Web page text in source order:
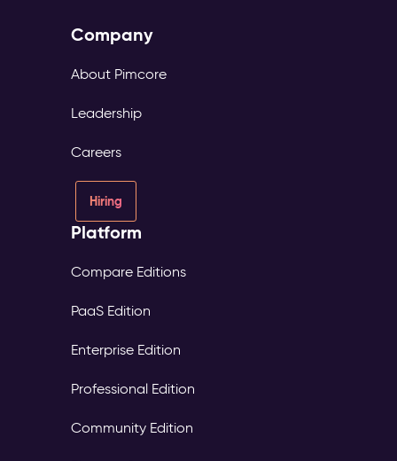
Company
About Pimcore
Leadership
Careers
Hiring
Platform
Compare Editions
PaaS Edition
Enterprise Edition
Professional Edition
Community Edition